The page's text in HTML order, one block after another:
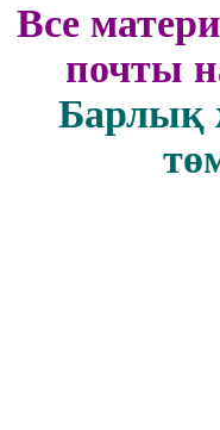
Все
почты
Барлық